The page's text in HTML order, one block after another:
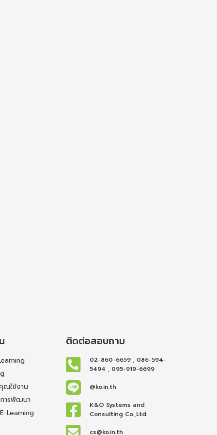
ณใช้งาน
ารพัฒนา
Learning
ติดต่อสอบถาม
02-860-6659 , 086-594-
5494 , 095-919-6699
@ko.in.th
K&O Systems and
Consulting Co.,Ltd.
cs@ko.in.th